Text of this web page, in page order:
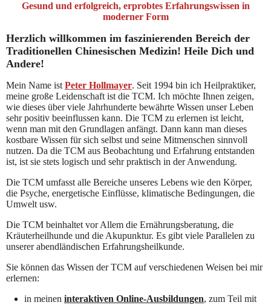
Gesund und erfolgreich, erprobtes Erfahrungswissen in
moderner Form
Herzlich willkommen im faszinierenden Bereich der
Traditionellen Chinesischen Medizin! Heile Dich und
Andere!
Mein Name ist Peter Hollmayer. Seit 1994 bin ich Heilpraktiker,
meine große Leidenschaft ist die TCM. Ich möchte Ihnen zeigen,
wie dieses über viele Jahrhunderte bewährte Wissen unser Leben
sehr positiv beeinflussen kann. Die TCM zu erlernen ist leicht,
wenn man mit den Grundlagen anfängt. Dann kann man dieses
kostbare Wissen für sich selbst und seine Mitmenschen sinnvoll
nutzen. Da die TCM aus Beobachtung und Erfahrung entstanden
ist, ist sie stets logisch und sehr praktisch in der Anwendung.
Die TCM umfasst alle Bereiche unseres Lebens wie den Körper,
die Psyche, energetische Einflüsse, klimatische Bedingungen, die
Umwelt usw.
Die TCM beinhaltet vor Allem die Ernährungsberatung, die
Kräuterheilhunde und die Akupunktur. Es gibt viele Parallelen zu
unserer abendländischen Erfahrungsheilkunde.
Sie können das Wissen der TCM auf verschiedenen Weisen bei mir
erlernen:
in meinen interaktiven Online-Ausbildungen, zum Teil mit